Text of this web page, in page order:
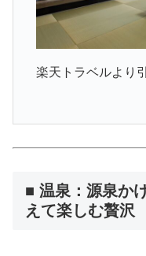
楽天トラベルより
■ 温泉：源泉か
えて楽しむ贅沢